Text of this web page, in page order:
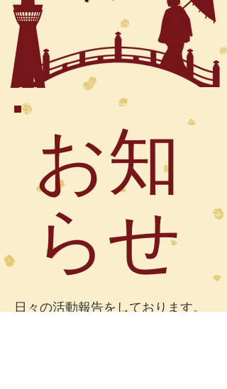
お知
らせ
日々の活動報告をしております。